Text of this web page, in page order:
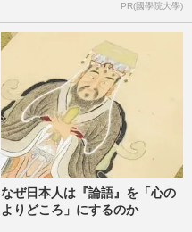
PR(國學院大學)
なぜ日本人は『論語』を「心の
よりどころ」にするのか